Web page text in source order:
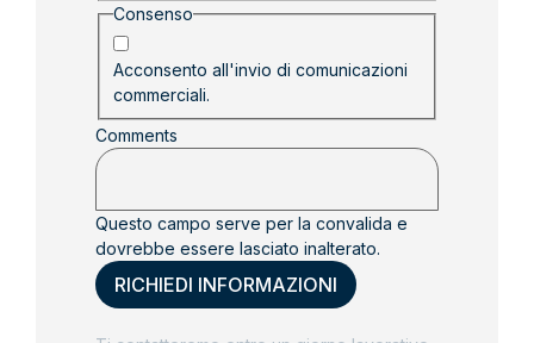
Consenso
Acconsento all'invio di comunicazioni
commerciali.
Comments
Questo campo serve per la convalida e
dovrebbe essere lasciato inalterato.